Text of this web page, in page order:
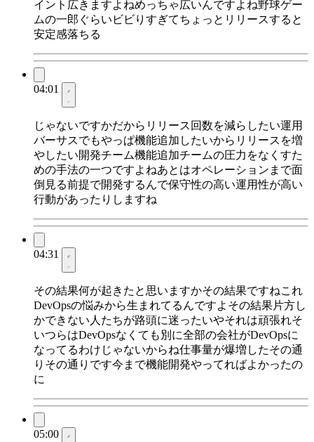
イント広きますよねめっちゃ広いんですよね野球ゲー
ムの一郎ぐらいビビりすぎてちょっとリリースすると
安定感落ちる
04:01
じゃないですかだからリリース回数を減らしたい運用
バーサスでもやっぱ機能追加したいからリリースを増
やしたい開発チーム機能追加チームの圧力をなくすた
めの手法の一つですよねあとはオペレーションまで面
倒見る前提で開発するんで保守性の高い運用性が高い
行動があったりしますね
04:31
その結果何が起きたと思いますかその結果ですねこれ
DevOpsの悩みから生まれてるんですよその結果片方し
かできない人たちが路頭に迷ったいやそれは頑張れそ
いつらはDevOpsなくても別に全部の会社がDevOpsに
なってるわけじゃないからね仕事量が爆増したその通
りその通りです今まで機能開発やってればよかったの
に
05:00